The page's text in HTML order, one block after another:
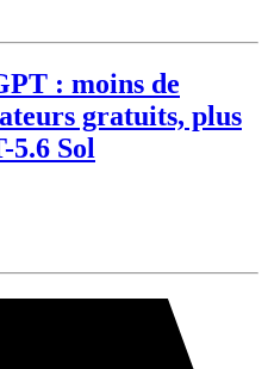
: moins de
gratuits, plus
Sol